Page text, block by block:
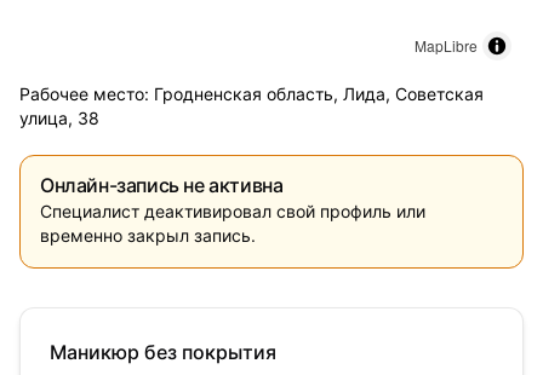
MapLibre
Рабочее место: Гродненская область, Лида, Советская
улица, 38
Онлайн-запись не активна
Специалист деактивировал свой профиль или
временно закрыл запись.
Маникюр без покрытия